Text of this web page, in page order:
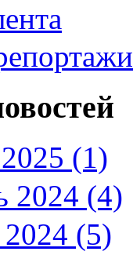
(1)
2024 (4)
(5)